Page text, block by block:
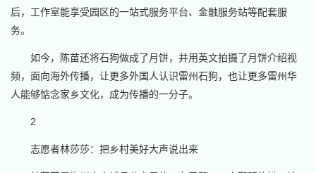
后，工作室能享受园区的一站式服务平台、金融服务站等配套服
务。
如今，陈苗还将石狗做成了月饼，并用英文拍摄了月饼介绍视
频，面向海外传播，让更多外国人认识雷州石狗，也让更多雷州华
人能够惦念家乡文化，成为传播的一分子。
2
志愿者林莎莎：把乡村美好大声说出来